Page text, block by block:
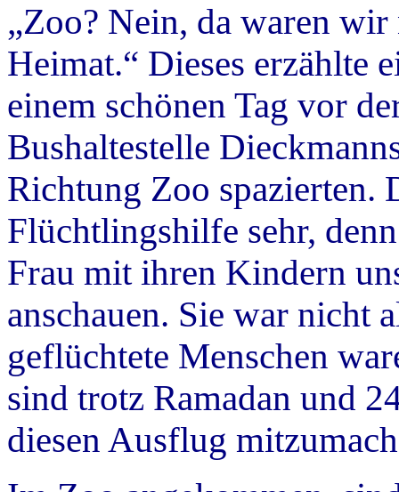
„Zoo? Nein, da waren
Heimat.“ Dieses erzählte
einem schönen Tag vor
Bushaltestelle
Richtung Zoo spazierten.
Flüchtlingshilfe sehr,
Frau mit ihren Kindern
anschauen. Sie war nicht
geflüchtete Menschen
sind trotz Ramadan und
diesen Ausflug